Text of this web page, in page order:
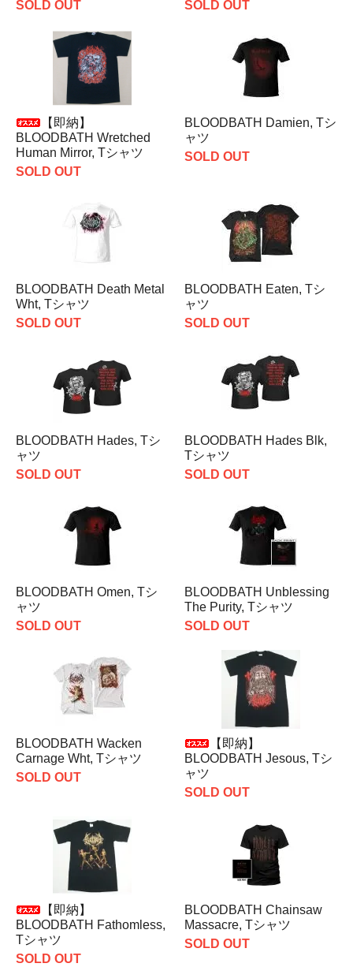
SOLD OUT SOLD OUT
【即納】
BLOODBATH Wretched
Human Mirror, Tシャツ
SOLD OUT
BLOODBATH Damien, Tシ
ャツ
SOLD OUT
BLOODBATH Death Metal
Wht, Tシャツ
SOLD OUT
BLOODBATH Eaten, Tシ
ャツ
SOLD OUT
BLOODBATH Hades, Tシ
ャツ
SOLD OUT
BLOODBATH Hades Blk,
Tシャツ
SOLD OUT
BLOODBATH Omen, Tシ
ャツ
SOLD OUT
BLOODBATH Unblessing
The Purity, Tシャツ
SOLD OUT
BLOODBATH Wacken
Carnage Wht, Tシャツ
SOLD OUT
【即納】
BLOODBATH Jesous, Tシ
ャツ
SOLD OUT
【即納】
BLOODBATH Fathomless,
Tシャツ
SOLD OUT
BLOODBATH Chainsaw
Massacre, Tシャツ
SOLD OUT